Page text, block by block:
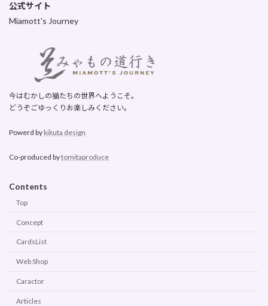
公式サイト
Miamott's Journey
今はむかしの猫たちの世界へようこそ。
どうぞごゆっくりお楽しみください。
Powerd by kikuta design
Co-produced bytomitaproduce
Contents
Top
Concept
CardsList
Web Shop
Caractor
Articles